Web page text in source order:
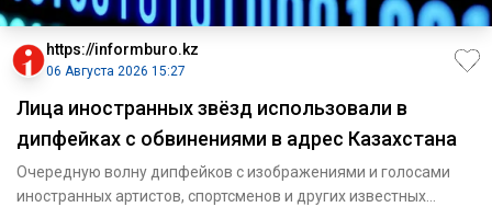
https://informburo.kz
06 Августа 2026 15:27
Лица иностранных звёзд использовали в
дипфейках с обвинениями в адрес Казахстана
Очередную волну дипфейков с изображениями и голосами
иностранных артистов, спортсменов и других известных